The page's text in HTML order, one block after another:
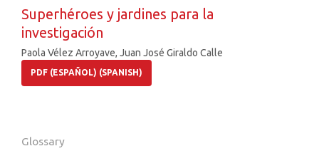
Superhéroes y jardines para la
investigación
Paola Vélez Arroyave, Juan José Giraldo Calle
PDF (ESPAÑOL) (SPANISH)
Glossary